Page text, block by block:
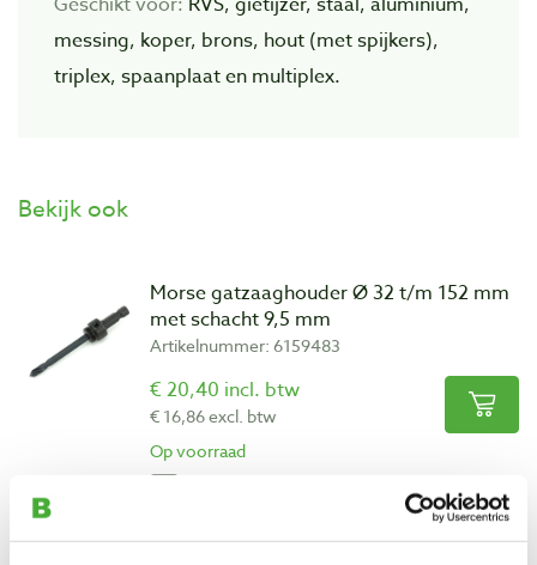
messing, koper, brons, hout (met spijkers),
triplex, spaanplaat en multiplex.
Bekijk ook
Morse gatzaaghouder Ø 32 t/m 152 mm
met schacht 9,5 mm
Artikelnummer: 6159483
€ 20,40 incl. btw
€ 16,86 excl. btw
Op voorraad